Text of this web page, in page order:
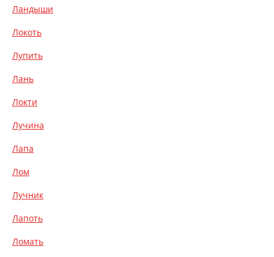
Ландыши
Локоть
Лупить
Лань
Локти
Лучина
Лапа
Лом
Лучник
Лапоть
Ломать